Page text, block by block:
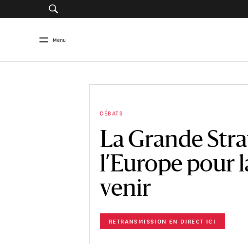
Menu
DÉBATS
La Grande
l’Europe pour
venir
RETRANSMISSION EN DIRECT ICI